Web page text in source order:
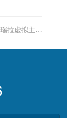
拉虚拟主机